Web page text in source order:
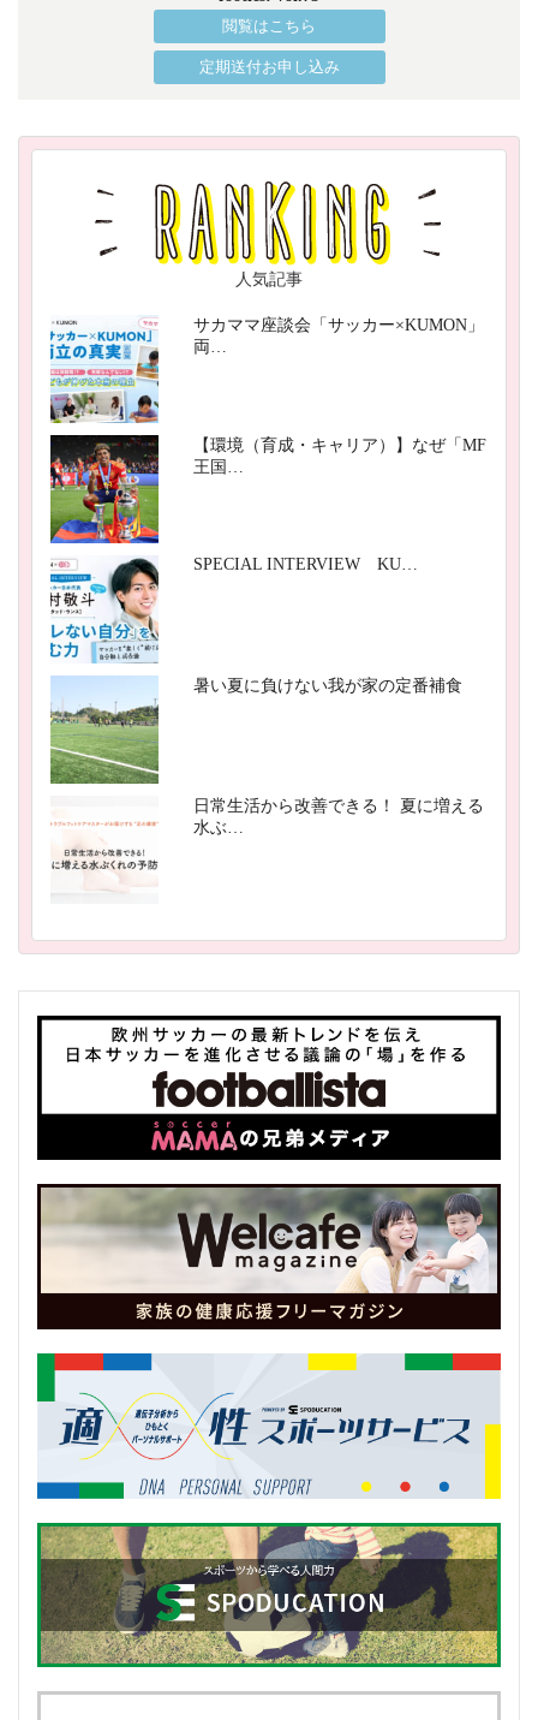
閲覧はこちら
定期送付お申し込み
人気記事
サカママ座談会「サッカー×KUMON」
両…
【環境（育成・キャリア）】なぜ「MF
王国…
SPECIAL INTERVIEW KU…
暑い夏に負けない我が家の定番補食
日常生活から改善できる！ 夏に増える
水ぶ…